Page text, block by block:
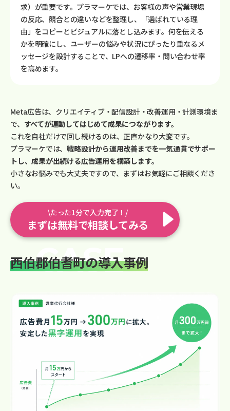
求）が重要です。プラマーケでは、お客様の声や営業現場
の反応、競合との違いなどを整理し、「選ばれている理
由」をコピーとビジュアルに落とし込みます。何を伝える
かを明確にし、ユーザーの悩みや状況にぴったり重なるメ
ッセージを設計することで、LPへの遷移率・問い合わせ率
を高めます。
Meta広告は、クリエイティブ・配信設計・改善運用・計測環境ま
で、 すべてが連動してはじめて成果につながります。
これを自社だけで回し続けるのは、正直かなり大変です。
プラマーケでは、戦略設計から運用改善までを一気通貫でサポー
トし、成果が出続ける広告運用を構築します。
小さなお悩みでも大丈夫ですので、まずはお気軽にご相談くださ
い。
\たった1分で入力完了！/
まずは無料で相談してみる
西伯郡伯耆町の導入事例